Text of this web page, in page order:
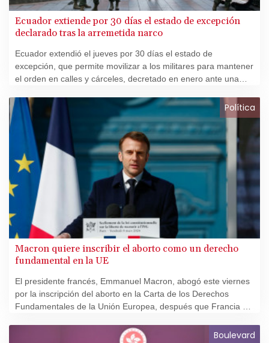
Ecuador extiende por 30 días el estado de excepción
declarado tras la arremetida narco
Ecuador extendió el jueves por 30 días el estado de
excepción, que permite movilizar a los militares para mantener
el orden en calles y cárceles, decretado en enero ante una
gobierno.
Política
Macron quiere inscribir el aborto como un derecho
fundamental en la UE
El presidente francés, Emmanuel Macron, abogó este viernes
por la inscripción del aborto en la Carta de los Derechos
Fundamentales de la Unión Europea, después que Francia se
Boulevard